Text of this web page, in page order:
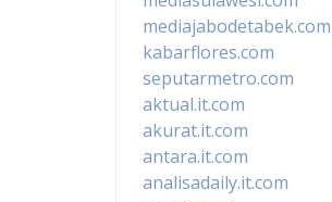
mediajabodetabek.com
kabarflores.com
seputarmetro.com
aktual.it.com
akurat.it.com
antara.it.com
analisadaily.it.com